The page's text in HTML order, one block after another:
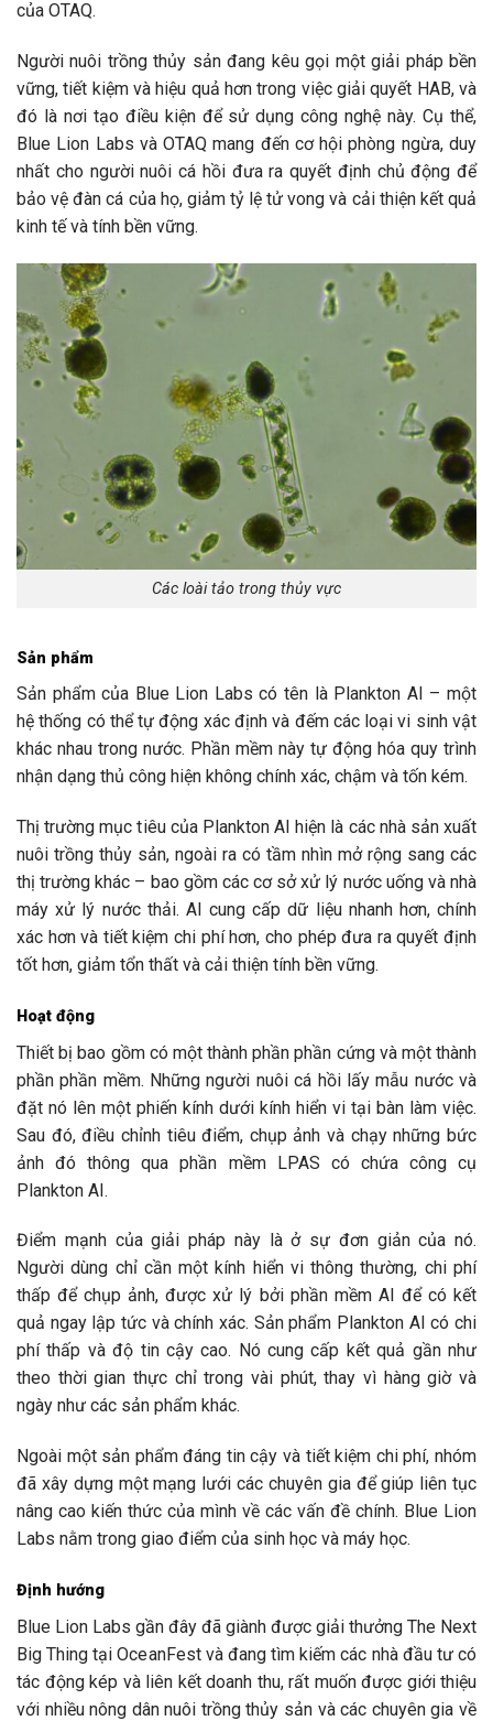
của OTAQ.
Người nuôi trồng thủy sản đang kêu gọi một giải pháp bền
vững, tiết kiệm và hiệu quả hơn trong việc giải quyết HAB, và
đó là nơi tạo điều kiện để sử dụng công nghệ này. Cụ thể,
Blue Lion Labs và OTAQ mang đến cơ hội phòng ngừa, duy
nhất cho người nuôi cá hồi đưa ra quyết định chủ động để
bảo vệ đàn cá của họ, giảm tỷ lệ tử vong và cải thiện kết quả
kinh tế và tính bền vững.
Các loài tảo trong thủy vực
Sản phẩm
Sản phẩm của Blue Lion Labs có tên là Plankton AI – một
hệ thống có thể tự động xác định và đếm các loại vi sinh vật
khác nhau trong nước. Phần mềm này tự động hóa quy trình
nhận dạng thủ công hiện không chính xác, chậm và tốn kém.
Thị trường mục tiêu của Plankton AI hiện là các nhà sản xuất
nuôi trồng thủy sản, ngoài ra có tầm nhìn mở rộng sang các
thị trường khác – bao gồm các cơ sở xử lý nước uống và nhà
máy xử lý nước thải. AI cung cấp dữ liệu nhanh hơn, chính
xác hơn và tiết kiệm chi phí hơn, cho phép đưa ra quyết định
tốt hơn, giảm tổn thất và cải thiện tính bền vững.
Hoạt động
Thiết bị bao gồm có một thành phần phần cứng và một thành
phần phần mềm. Những người nuôi cá hồi lấy mẫu nước và
đặt nó lên một phiến kính dưới kính hiển vi tại bàn làm việc.
Sau đó, điều chỉnh tiêu điểm, chụp ảnh và chạy những bức
ảnh đó thông qua phần mềm LPAS có chứa công cụ
Plankton AI.
Điểm mạnh của giải pháp này là ở sự đơn giản của nó.
Người dùng chỉ cần một kính hiển vi thông thường, chi phí
thấp để chụp ảnh, được xử lý bởi phần mềm AI để có kết
quả ngay lập tức và chính xác. Sản phẩm Plankton AI có chi
phí thấp và độ tin cậy cao. Nó cung cấp kết quả gần như
theo thời gian thực chỉ trong vài phút, thay vì hàng giờ và
ngày như các sản phẩm khác.
Ngoài một sản phẩm đáng tin cậy và tiết kiệm chi phí, nhóm
đã xây dựng một mạng lưới các chuyên gia để giúp liên tục
nâng cao kiến thức của mình về các vấn đề chính. Blue Lion
Labs nằm trong giao điểm của sinh học và máy học.
Định hướng
Blue Lion Labs gần đây đã giành được giải thưởng The Next
Big Thing tại OceanFest và đang tìm kiếm các nhà đầu tư có
tác động kép và liên kết doanh thu, rất muốn được giới thiệu
với nhiều nông dân nuôi trồng thủy sản và các chuyên gia về